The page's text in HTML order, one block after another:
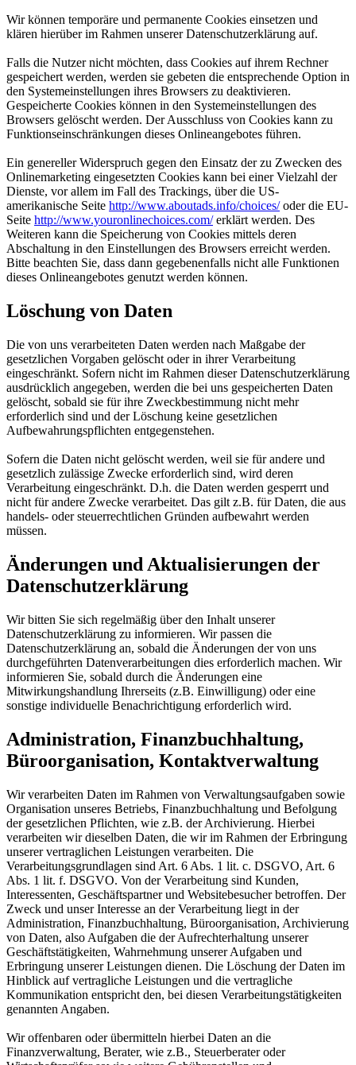
Wir können temporäre und permanente Cookies einsetzen und
klären hierüber im Rahmen unserer Datenschutzerklärung auf.
Falls die Nutzer nicht möchten, dass Cookies auf ihrem Rechner
gespeichert werden, werden sie gebeten die entsprechende Option in
den Systemeinstellungen ihres Browsers zu deaktivieren.
Gespeicherte Cookies können in den Systemeinstellungen des
Browsers gelöscht werden. Der Ausschluss von Cookies kann zu
Funktionseinschränkungen dieses Onlineangebotes führen.
Ein genereller Widerspruch gegen den Einsatz der zu Zwecken des
Onlinemarketing eingesetzten Cookies kann bei einer Vielzahl der
Dienste, vor allem im Fall des Trackings, über die US-
amerikanische Seite http://www.aboutads.info/choices/oder die EU-
Seite http://www.youronlinechoices.com/erklärt werden. Des
Weiteren kann die Speicherung von Cookies mittels deren
Abschaltung in den Einstellungen des Browsers erreicht werden.
Bitte beachten Sie, dass dann gegebenenfalls nicht alle Funktionen
dieses Onlineangebotes genutzt werden können.
Löschung von Daten
Die von uns verarbeiteten Daten werden nach Maßgabe der
gesetzlichen Vorgaben gelöscht oder in ihrer Verarbeitung
eingeschränkt. Sofern nicht im Rahmen dieser Datenschutzerklärung
ausdrücklich angegeben, werden die bei uns gespeicherten Daten
gelöscht, sobald sie für ihre Zweckbestimmung nicht mehr
erforderlich sind und der Löschung keine gesetzlichen
Aufbewahrungspflichten entgegenstehen.
Sofern die Daten nicht gelöscht werden, weil sie für andere und
gesetzlich zulässige Zwecke erforderlich sind, wird deren
Verarbeitung eingeschränkt. D.h. die Daten werden gesperrt und
nicht für andere Zwecke verarbeitet. Das gilt z.B. für Daten, die aus
handels- oder steuerrechtlichen Gründen aufbewahrt werden
müssen.
Änderungen und Aktualisierungen der
Datenschutzerklärung
Wir bitten Sie sich regelmäßig über den Inhalt unserer
Datenschutzerklärung zu informieren. Wir passen die
Datenschutzerklärung an, sobald die Änderungen der von uns
durchgeführten Datenverarbeitungen dies erforderlich machen. Wir
informieren Sie, sobald durch die Änderungen eine
Mitwirkungshandlung Ihrerseits (z.B. Einwilligung) oder eine
sonstige individuelle Benachrichtigung erforderlich wird.
Administration, Finanzbuchhaltung,
Büroorganisation, Kontaktverwaltung
Wir verarbeiten Daten im Rahmen von Verwaltungsaufgaben sowie
Organisation unseres Betriebs, Finanzbuchhaltung und Befolgung
der gesetzlichen Pflichten, wie z.B. der Archivierung. Hierbei
verarbeiten wir dieselben Daten, die wir im Rahmen der Erbringung
unserer vertraglichen Leistungen verarbeiten. Die
Verarbeitungsgrundlagen sind Art. 6 Abs. 1 lit. c. DSGVO, Art. 6
Abs. 1 lit. f. DSGVO. Von der Verarbeitung sind Kunden,
Interessenten, Geschäftspartner und Websitebesucher betroffen. Der
Zweck und unser Interesse an der Verarbeitung liegt in der
Administration, Finanzbuchhaltung, Büroorganisation, Archivierung
von Daten, also Aufgaben die der Aufrechterhaltung unserer
Geschäftstätigkeiten, Wahrnehmung unserer Aufgaben und
Erbringung unserer Leistungen dienen. Die Löschung der Daten im
Hinblick auf vertragliche Leistungen und die vertragliche
Kommunikation entspricht den, bei diesen Verarbeitungstätigkeiten
genannten Angaben.
Wir offenbaren oder übermitteln hierbei Daten an die
Finanzverwaltung, Berater, wie z.B., Steuerberater oder